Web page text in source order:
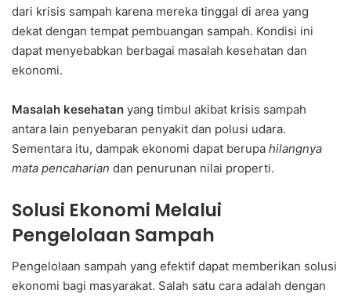
dari krisis sampah karena mereka tinggal di area yang
dekat dengan tempat pembuangan sampah. Kondisi ini
dapat menyebabkan berbagai masalah kesehatan dan
ekonomi.
Masalah kesehatan yang timbul akibat krisis sampah
antara lain penyebaran penyakit dan polusi udara.
Sementara itu, dampak ekonomi dapat berupa hilangnya
mata pencaharian dan penurunan nilai properti.
Solusi Ekonomi Melalui
Pengelolaan Sampah
Pengelolaan sampah yang efektif dapat memberikan solusi
ekonomi bagi masyarakat. Salah satu cara adalah dengan